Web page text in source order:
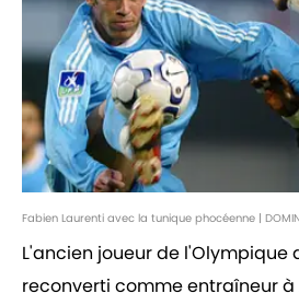
Fabien Laurenti avec la tunique phocéenne |
L'ancien joueur de l'Olympique
reconverti comme entraîneur à